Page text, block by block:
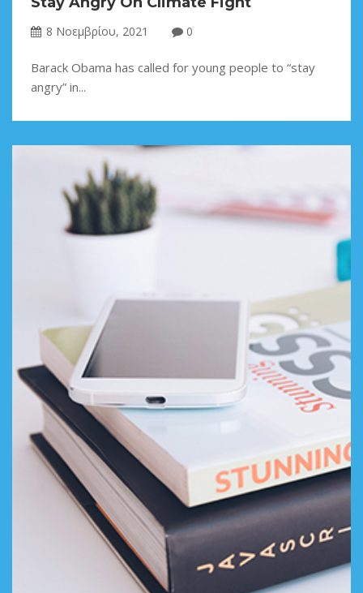
8 Νοεμβρίου, 2021 0
Barack Obama has called for young people to “stay
angry” in...